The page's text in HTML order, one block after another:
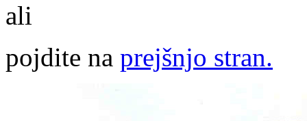
ali
pojdite na prejšnjo stran.